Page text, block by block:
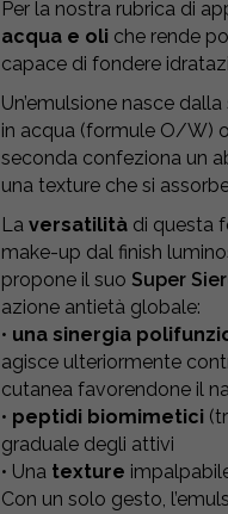
Per la nostra rubrica di
acqua e oli che rende
capace di fondere
Un’emulsione nasce
in acqua (formule O/W)
seconda confeziona un
una texture che si
La versatilità di questa
make-up dal finish
propone il suo Super
azione antietà globale:
• una sinergia
agisce ulteriormente
cutanea favorendone il
• peptidi biomimetici
graduale degli attivi
• Una texture
Con un solo gesto,